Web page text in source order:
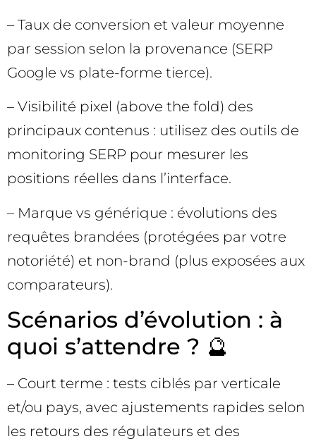
– Taux de conversion et valeur moyenne
par session selon la provenance (SERP
Google vs plate-forme tierce).
– Visibilité pixel (above the fold) des
principaux contenus : utilisez des outils de
monitoring SERP pour mesurer les
positions réelles dans l’interface.
– Marque vs générique : évolutions des
requêtes brandées (protégées par votre
notoriété) et non-brand (plus exposées aux
comparateurs).
Scénarios d’évolution : à
quoi s’attendre ? 🔮
– Court terme : tests ciblés par verticale
et/ou pays, avec ajustements rapides selon
les retours des régulateurs et des